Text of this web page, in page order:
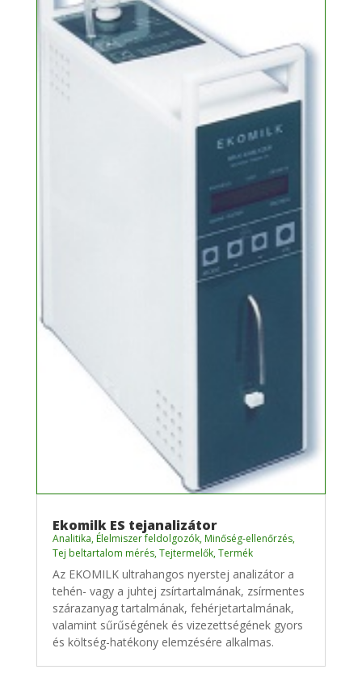
Ekomilk ES tejanalizátor
Analitika, Élelmiszer feldolgozók, Minőség-ellenőrzés,
Tej beltartalom mérés,Tejtermelők,Termék
Az EKOMILK ultrahangos nyerstej analizátor a
tehén- vagy a juhtej zsírtartalmának, zsírmentes
szárazanyag tartalmának, fehérjetartalmának,
valamint sűrűségének és vizezettségének gyors
és költség-hatékony elemzésére alkalmas.